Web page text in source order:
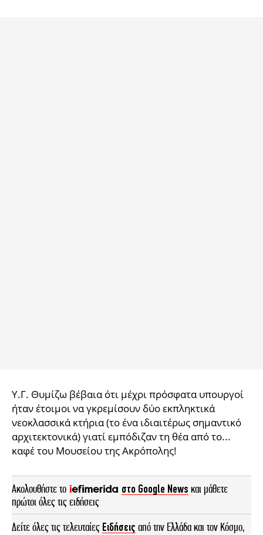
Υ.Γ. Θυμίζω βέβαια ότι μέχρι πρόσφατα υπουργοί
ήταν έτοιμοι να γκρεμίσουν δύο εκπληκτικά
νεοκλασσικά κτήρια (το ένα ιδιαιτέρως σημαντικό
αρχιτεκτονικά) γιατί εμπόδιζαν τη θέα από το...
καφέ του Μουσείου της Ακρόπολης!
Ακολουθήστε το στο Google News και μάθετε
πρώτοι όλες τις ειδήσεις
Δείτε όλες τις τελευταίες Ειδήσεις από την Ελλάδα και τον Κόσμο,